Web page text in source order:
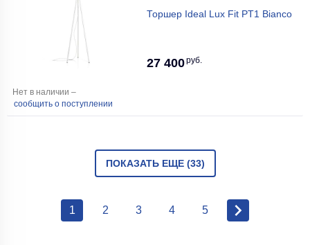
Торшер Ideal Lux Fit PT1 Bianco
27 400руб.
Нет в наличии –
сообщить о поступлении
ПОКАЗАТЬ ЕЩЕ (33)
1 2 3 4 5